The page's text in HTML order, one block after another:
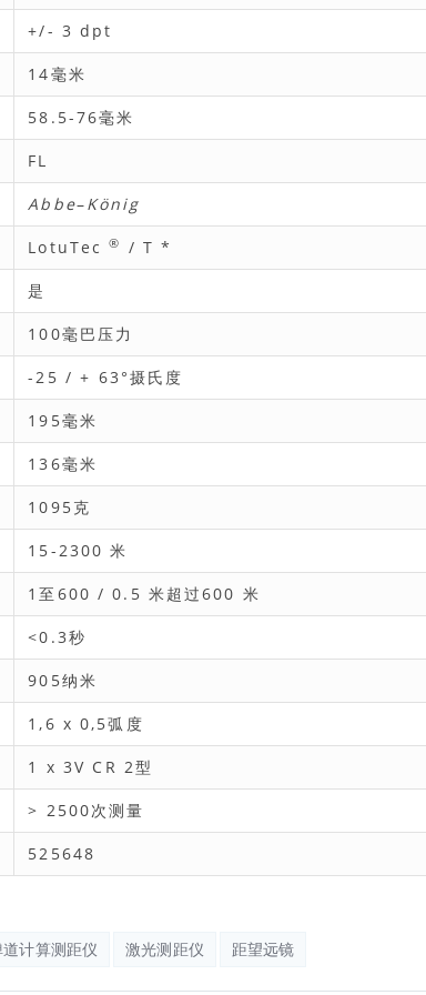
+/- 3 dpt
14毫米
58.5-76毫米
FL
Abbe–König
LotuTec® / T *
是
100毫巴压力
-25 / + 63°摄氏度
195毫米
136毫米
1095克
15-2300 米
1至600 / 0.5 米超过600 米
<0.3秒
905纳米
1,6 x 0,5弧度
1 x 3V CR 2型
> 2500次测量
525648
计算测距仪 激光测距仪 距望远镜